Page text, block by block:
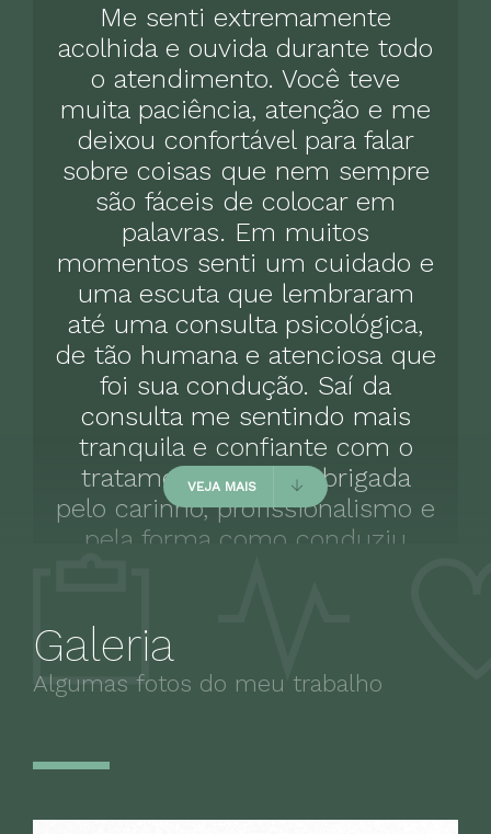
Tratamento de transtornos psiquiátricos
no puerpério
550 BRL
Tratamento de transtorno de
personalidade borderline
550 BRL
Me senti extremamente
acolhida e ouvida durante todo
o atendimento. Você teve
muita paciência, atenção e me
deixou confortável para falar
sobre coisas que nem sempre
são fáceis de colocar em
palavras. Em muitos
momentos senti um cuidado e
uma escuta que lembraram
até uma consulta psicológica,
de tão humana e atenciosa que
foi sua condução. Saí da
consulta me sentindo mais
tranquila e confiante com o
tratamento. Muito obrigada
pelo carinho, profissionalismo e
pela forma como conduziu
VEJA MAIS
Galeria
Algumas fotos do meu trabalho